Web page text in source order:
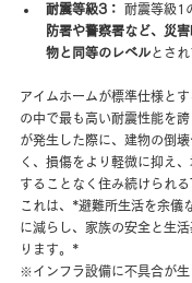
耐震等級3：
耐震等級1
防署や警察署など、災
物と同等のレベルとされ
アイムホームが標準仕様と
の中で最も高い耐震性能を
が発生した際に、建物の倒
く、損傷をより軽微に抑え
することなく住み続けられる
これは、*避難所生活を余儀
に減らし、家族の安全と生
ります。*
※インフラ設備に不具合が生